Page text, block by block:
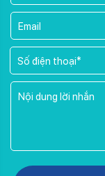
Please leave this field